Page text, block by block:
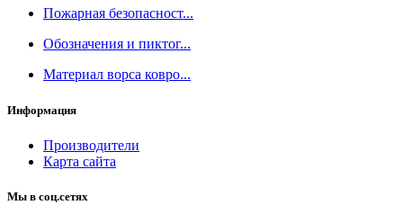
Пожарная безопасност...
Обозначения и пиктог...
Материал ворса ковро...
Информация
Производители
Карта сайта
Мы в соц.сетях